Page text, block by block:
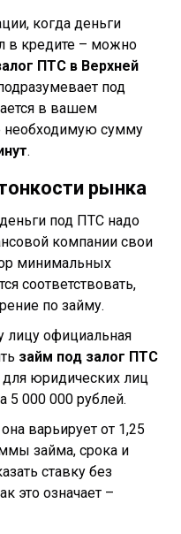
когда деньги
в кредите – можно
ПТС в Верхней
под
в вашем
необходимую сумму
.
рынка
под ПТС надо
компании свои
минимальных
соответствовать,
по займу.
лицу официальная
займ под залог ПТС
для юридических лиц
000 000 рублей.
варьирует от 1,25
займа, срока и
ставку без
это означает –